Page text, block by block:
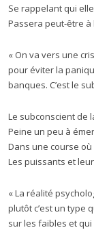
Se rappelant qui
Passera peut-être à
« On va vers une
pour éviter la
banques. C’est le
Le subconscient de
Peine un peu à
Dans une course
Les puissants et
« La réalité
plutôt c’est un type
sur les faibles et